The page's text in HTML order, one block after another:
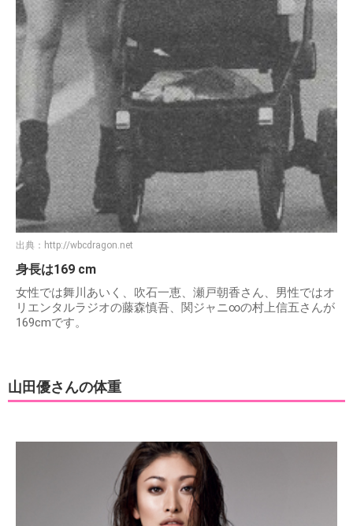
出典： http://wbcdragon.net
身長は169 cm
女性では舞川あいく、吹石一恵、瀬戸朝香さん、男性ではオ
リエンタルラジオの藤森慎吾、関ジャニ∞の村上信五さんが
169cmです。
山田優さんの体重